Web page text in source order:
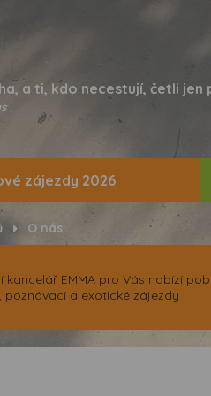
a ti, kdo necestují, četli jen
zájezdy 2026
O nás
kancelář EMMA pro Vás nabízí
poznávací a exotické zájezdy